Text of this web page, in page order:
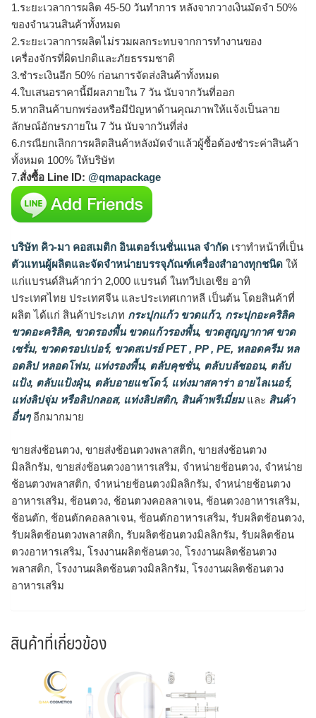
1.ระยะเวลาการผลิต 45-50 วันทำการ หลังจากวางเงินมัดจำ 50%
ของจำนวนสินค้าทั้งหมด
2.ระยะเวลาการผลิตไม่รวมผลกระทบจากการทำงานของ
เครื่องจักรที่ผิดปกติและภัยธรรมชาติ
3.ชำระเงินอีก 50% ก่อนการจัดส่งสินค้าทั้งหมด
4.ใบเสนอราคานี้มีผลภายใน 7 วัน นับจากวันที่ออก
5.หากสินค้าบกพร่องหรือมีปัญหาด้านคุณภาพให้แจ้งเป็นลาย
ลักษณ์อักษรภายใน 7 วัน นับจากวันที่ส่ง
6.กรณียกเลิกการผลิตสินค้าหลังมัดจำแล้วผู้ซื้อต้องชำระค่าสินค้า
ทั้งหมด 100% ให้บริษัท
7.สั่งซื้อ Line ID: @qmapackage
บริษัท คิว-มา คอสเมติก อินเตอร์เนชั่นแนล จำกัด เราทำหน้าที่เป็น
ตัวแทนผู้ผลิตและจัดจำหน่ายบรรจุภัณฑ์เครื่องสำอางทุกชนิด ให้
แก่แบรนด์สินค้ากว่า 2,000 แบรนด์ ในทวีปเอเชีย อาทิ
ประเทศไทย ประเทศจีน และประเทศเกาหลี เป็นต้น โดยสินค้าที่
ผลิต ได้แก่ สินค้าประเภท กระปุกแก้ว ขวดแก้ว, กระปุกอะคริลิค
ขวดอะคริลิค, ขวดรองพื้น ขวดแก้วรองพื้น, ขวดสูญญากาศ ขวด
เซรั่ม, ขวดดรอปเปอร์, ขวดสเปรย์ PET , PP , PE, หลอดครีม หล
อดลิป หลอดโฟม, แท่งรองพื้น, ตลับคุชชั่น, ตลับบลัชออน, ตลับ
แป้ง, ตลับแป้งฝุ่น, ตลับอายแชโดว์, แท่งมาสคาร่า อายไลเนอร์,
แท่งลิปจุ่ม หรือลิปกลอส, แท่งลิปสติก, สินค้าพรีเมี่ยมและ สินค้า
อื่นๆอีกมากมาย
ขายส่งช้อนตวง, ขายส่งช้อนตวงพลาสติก, ขายส่งช้อนตวง
มิลลิกรัม, ขายส่งช้อนตวงอาหารเสริม, จำหน่ายช้อนตวง, จำหน่าย
ช้อนตวงพลาสติก, จำหน่ายช้อนตวงมิลลิกรัม, จำหน่ายช้อนตวง
อาหารเสริม, ช้อนตวง, ช้อนตวงคอลลาเจน, ช้อนตวงอาหารเสริม,
ช้อนตัก, ช้อนตักคอลลาเจน, ช้อนตักอาหารเสริม, รับผลิตช้อนตวง,
รับผลิตช้อนตวงพลาสติก, รับผลิตช้อนตวงมิลลิกรัม, รับผลิตช้อน
ตวงอาหารเสริม, โรงงานผลิตช้อนตวง, โรงงานผลิตช้อนตวง
พลาสติก, โรงงานผลิตช้อนตวงมิลลิกรัม, โรงงานผลิตช้อนตวง
อาหารเสริม
สินค้าที่เกี่ยวข้อง